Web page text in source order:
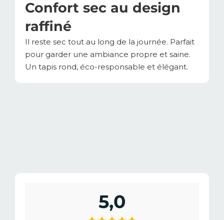
Confort sec au design
raffiné
Il reste sec tout au long de la journée. Parfait
pour garder une ambiance propre et saine.
Un tapis rond, éco-responsable et élégant.
5,0